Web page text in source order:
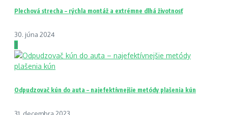
Plechová strecha – rýchla montáž a extrémne dlhá životnosť
30. júna 2024
3
Odpudzovač kún do auta – najefektívnejšie metódy plašenia kún